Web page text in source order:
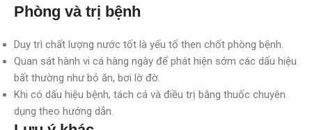
Phòng và trị bệnh
Duy trì chất lượng nước tốt là yếu tố then chốt phòng bệnh.
Quan sát hành vi cá hàng ngày để phát hiện sớm các dấu hiệu
bất thường như bỏ ăn, bơi lờ đờ.
Khi có dấu hiệu bệnh, tách cá và điều trị bằng thuốc chuyên
dụng theo hướng dẫn.